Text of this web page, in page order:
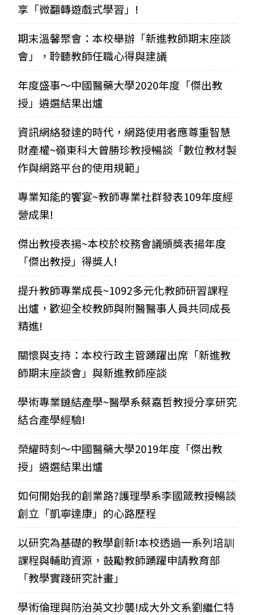
享「微翻轉遊戲式學習」!
期末溫馨聚會：本校舉辦「新進教師期末座談
會」，聆聽教師任職心得與建議
年度盛事～中國醫藥大學2020年度「傑出教
授」遴選結果出爐
資訊網絡發達的時代，網路使用者應尊重智慧
財產權~嶺東科大曾勝珍教授暢談「數位教材製
作與網路平台的使用規範」
專業知能的饗宴~教師專業社群發表109年度經
營成果!
傑出教授表揚~本校於校務會議頒獎表揚年度
「傑出教授」得獎人!
提升教師專業成長~1092多元化教師研習課程
出爐，歡迎全校教師與附醫醫事人員共同成長
精進!
關懷與支持：本校行政主管踴躍出席「新進教
師期末座談會」與新進教師座談
學術專業鏈結產學~醫學系蔡嘉哲教授分享研究
結合產學經驗!
榮耀時刻～中國醫藥大學2019年度「傑出教
授」遴選結果出爐
如何開始我的創業路?護理學系李國箴教授暢談
創立「凱寧達康」的心路歷程
以研究為基礎的教學創新!本校透過一系列培訓
課程與輔助資源，鼓勵教師踴躍申請教育部
「教學實踐研究計畫」
學術倫理與防治英文抄襲!成大外文系劉繼仁特